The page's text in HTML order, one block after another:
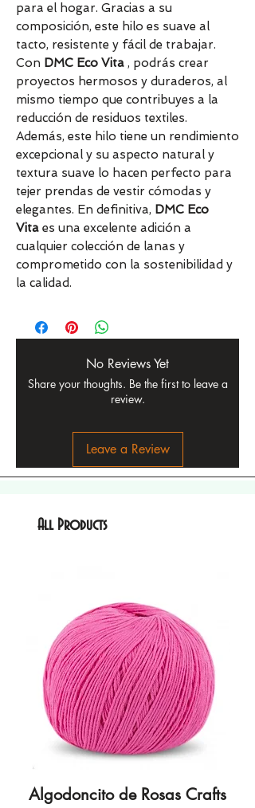
para el hogar. Gracias a su
composición, este hilo es suave al
tacto, resistente y fácil de trabajar.
Con DMC Eco Vita , podrás crear
proyectos hermosos y duraderos, al
mismo tiempo que contribuyes a la
reducción de residuos textiles.
Además, este hilo tiene un rendimiento
excepcional y su aspecto natural y
textura suave lo hacen perfecto para
tejer prendas de vestir cómodas y
elegantes. En definitiva, DMC Eco
Vita es una excelente adición a
cualquier colección de lanas y
comprometido con la sostenibilidad y
la calidad.
No Reviews Yet
Share your thoughts. Be the first to leave a
review.
Leave a Review
All Products
Algodoncito de Rosas Crafts